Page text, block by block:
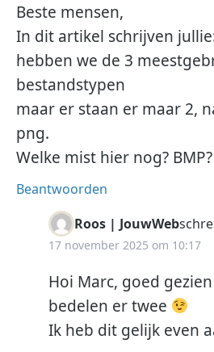
Beste mensen,
In dit artikel schrijven
hebben we de 3
bestandstypen
maar er staan er maar 2,
png.
Welke mist hier nog? BMP?
Beantwoorden
Roos | JouwWeb
17 november 2025 om 10:17
Hoi Marc, goed
bedelen er twee
Ik heb dit gelijk even